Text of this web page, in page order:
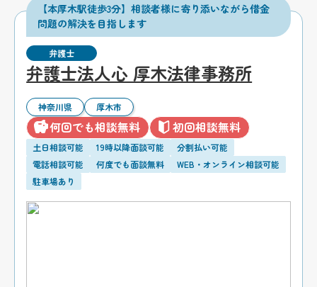
【本厚木駅徒歩3分】相談者様に寄り添いながら借金
問題の解決を目指します
弁護士
弁護士法人心 厚木法律事務所
神奈川県 厚木市
何回でも相談無料 初回相談無料
土日相談可能 19時以降面談可能
分割払い可能
電話相談可能
何度でも面談無料
WEB・オンライン相談可能
駐車場あり